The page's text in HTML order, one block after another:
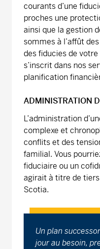
courants d’une
proches une
ainsi que la gestion
sommes à l’affût
des fiducies de
s’inscrit dans nos
planification
ADMINISTRATION
L’administration
complexe et
conflits et des
familial. Vous
fiduciaire ou un
agirait à titre de
Scotia.
Un plan
jour au besoin,